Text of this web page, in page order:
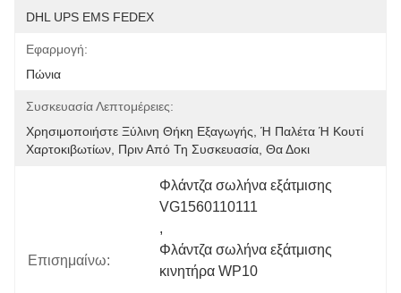
DHL UPS EMS FEDEX
Εφαρμογή:
Πώνια
Συσκευασία Λεπτομέρειες:
Χρησιμοποιήστε Ξύλινη Θήκη Εξαγωγής, Ή Παλέτα Ή Κουτί
Χαρτοκιβωτίων, Πριν Από Τη Συσκευασία, Θα Δοκι
Επισημαίνω:
Φλάντζα σωλήνα εξάτμισης
VG1560110111
,
Φλάντζα σωλήνα εξάτμισης
κινητήρα WP10